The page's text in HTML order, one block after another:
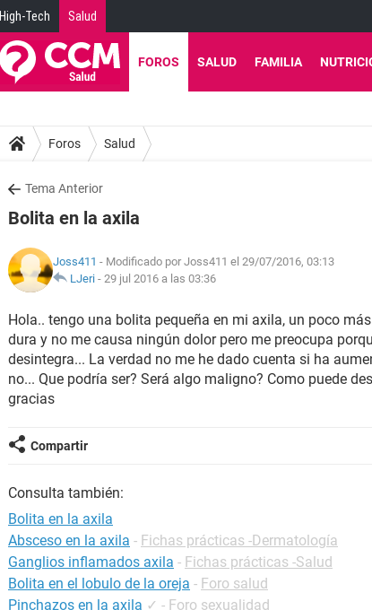
High-Tech Salud
FOROS SALUD FAMILIA
Foros Salud
Tema Anterior
Bolita en la axila
Joss411 - Modificado por Joss411 el 29/07/2016, 03:13
LJeri - 29 jul 2016 a las 03:36
Hola.. tengo una bolita pequeña en mi axila, un poco
dura y no me causa ningún dolor pero me preocupa
desintegra... La verdad no me he dado cuenta si ha
no... Que podría ser? Será algo maligno? Como puede
gracias
Compartir
Consulta también:
Bolita en la axila
Absceso en la axila - Fichas prácticas -Dermatología
Ganglios inflamados axila - Fichas prácticas -Salud
Bolita en el lobulo de la oreja - Foro salud
Pinchazos en la axila ✓ - Foro sexualidad